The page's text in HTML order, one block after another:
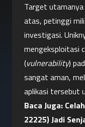
Target
atas, petinggi
investigasi.
mengeksploitasi
(vulnerability)
sangat aman,
aplikasi tersebut
Baca Juga:
22225) Jadi